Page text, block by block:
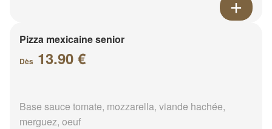
Pizza mexicaine senior
Dès 13.90 €
Base sauce tomate, mozzarella, viande hachée,
merguez, oeuf